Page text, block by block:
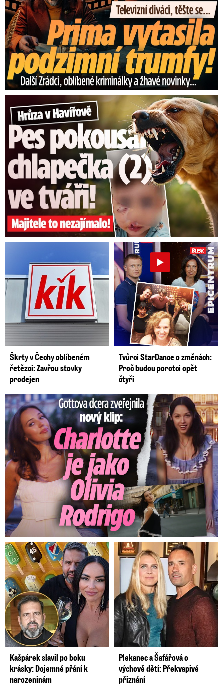
Hrůza v Havířově: Pes pokousal chlapečka (2) ve tváři!
Škrty v Čechy oblíbeném
řetězci: Zavřou stovky
prodejen
Tvůrci StarDance o změnách:
Proč budou porotci opět
čtyři
Gottova dcera zveřejnila nový klip: Je jako Olivie Rodrigo!
Kašpárek slavil po boku
krásky: Dojemné přání k
narozeninám
Plekanec a Šafářová o
výchově dětí: Překvapivé
přiznání